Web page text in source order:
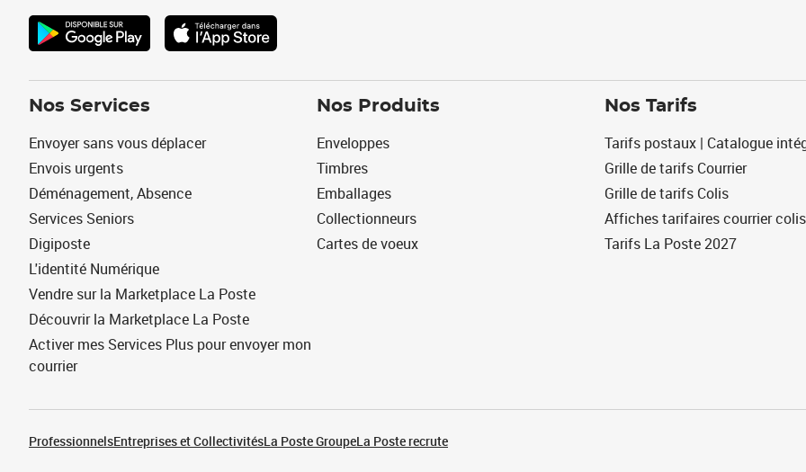
Nos Services
Envoyer sans vous déplacer
Envois urgents
Déménagement, Absence
Services Seniors
Digiposte
L'identité Numérique
Vendre sur la Marketplace La Poste
Découvrir la Marketplace La Poste
Activer mes Services Plus pour envoyer mon
courrier
Nos Produits
Enveloppes
Timbres
Emballages
Collectionneurs
Cartes de voeux
Nos Tarifs
Tarifs postaux | Catalogue
Grille de tarifs Courrier
Grille de tarifs Colis
Affiches tarifaires courrier colis
Tarifs La Poste 2027
ProfessionnelsEntreprises et CollectivitésLa Poste GroupeLa Poste recrute